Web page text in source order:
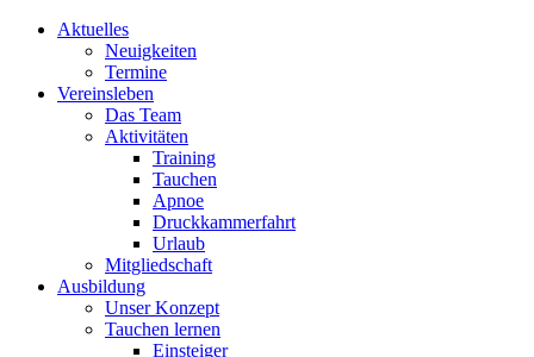
Aktuelles
Neuigkeiten
Termine
Vereinsleben
Das Team
Aktivitäten
Training
Tauchen
Apnoe
Druckkammerfahrt
Urlaub
Mitgliedschaft
Ausbildung
Unser Konzept
Tauchen lernen
Einsteiger